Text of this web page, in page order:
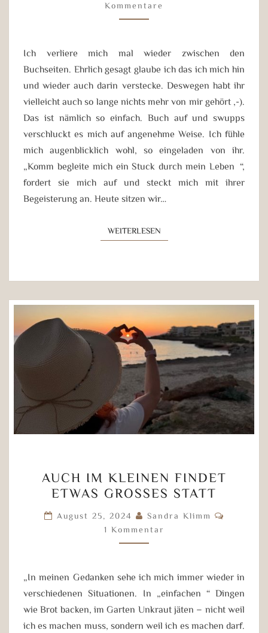
Kommentare
Ich verliere mich mal wieder zwischen den
Buchseiten. Ehrlich gesagt glaube ich das ich mich hin
und wieder auch darin verstecke. Deswegen habt ihr
vielleicht auch so lange nichts mehr von mir gehört ,-).
Das ist nämlich so einfach. Buch auf und swupps
verschluckt es mich auf angenehme Weise. Ich fühle
mich augenblicklich wohl, so eingeladen von ihr.
„Komm begleite mich ein Stuck durch mein Leben“,
fordert sie mich auf und steckt mich mit ihrer
Begeisterung an. Heute sitzen wir…
WEITERLESENWEITERLESEN
IM
KLEINEN
FINDET
ETWAS
GROSSES S
AUCH IM KLEINEN FINDET
ETWAS GROSSES STATT
August 25, 2024 Sandra Klimm
1 Kommentar
„In meinen Gedanken sehe ich mich immer wieder in
verschiedenen Situationen. In „einfachen“ Dingen
wie Brot backen, im Garten Unkraut jäten – nicht weil
ich es machen muss, sondern weil ich es machen darf.